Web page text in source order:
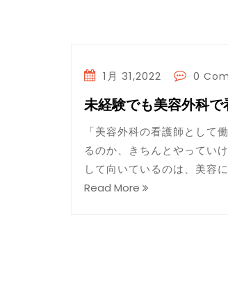
1月 31,2022 0
未経験でも美容外科
「美容外科の看護師として
るのか、きちんとやってい
して向いているのは、美容
Read More